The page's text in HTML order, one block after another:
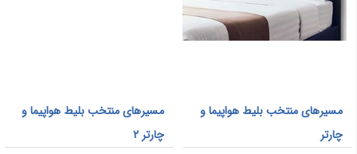
مسیرهای منتخب بلیط هواپیما و
چارتر
مسیرهای منتخب بلیط هواپیما و
چارتر 2